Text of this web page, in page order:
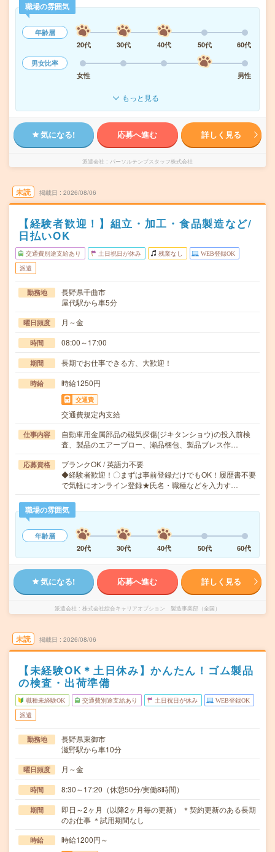
職場の雰囲気
年齢層
20代
30代 40代 50代
60代
男女比率
女性
男性
もっと見る
気になる! 応募へ進む 詳しく見る
派遣会社 パーソルテンプスタッフ株式会社
未読 掲載日 2026/08/06
【経験者歓迎！】組立・加工・食品製造など/
日払いOK
交通費別途支給あり 土日祝日が休み 残業なし WEB登録OK
派遣
勤務地
長野県千曲市
屋代駅から車5分
曜日頻度 月～金
時間 08:00～17:00
期間 長期でお仕事できる方、大歓迎！
時給 時給1250円
交通費
交通費規定内支給
仕事内容
自動車用金属部品の磁気探傷(ジキタンショウ)の投入前検
査、製品のエアーブロー、瀬品梱包、製品ブレス作…
応募資格
ブランクOK / 英語力不要
◆経験者歓迎！〇まずは事前登録だけでもOK！履歴書不要
で気軽にオンライン登録★氏名・職種などを入力す…
職場の雰囲気
年齢層
20代
30代 40代 50代 60代
気になる! 応募へ進む 詳しく見る
派遣会社 株式会社綜合キャリアオプション 製造事業部（全国）
未読 掲載日 2026/08/06
【未経験OK＊土日休み】かんたん！ゴム製品
の検査・出荷準備
職種未経験OK 交通費別途支給あり 土日祝日が休み WEB登録OK
派遣
勤務地
長野県東御市
滋野駅から車10分
曜日頻度 月～金
時間 8:30～17:20（休憩50分/実働8時間）
期間
即日～2ヶ月（以降2ヶ月毎の更新） ＊契約更新のある長期
のお仕事 ＊試用期間なし
時給 時給1200円～